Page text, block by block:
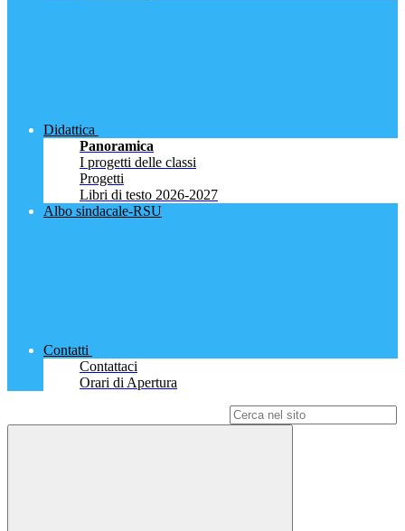
Didattica
Panoramica
I progetti delle classi
Progetti
Libri di testo 2026-2027
Albo sindacale-RSU
Contatti
Contattaci
Orari di Apertura